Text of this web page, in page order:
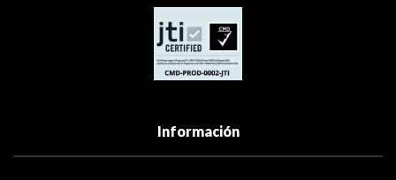
Información